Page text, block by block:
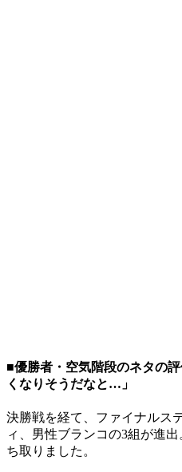
■優勝者・空気階段のネタの
くなりそうだなと…」
決勝戦を経て、ファイナルス
ィ、男性ブランコの3組が進
ち取りました。